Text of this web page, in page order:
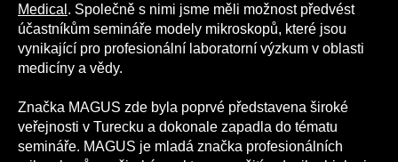
Medical . Společně s nimi jsme měli možnost předvést
účastníkům semináře modely mikroskopů, které jsou
vynikající pro profesionální laboratorní výzkum v oblasti
medicíny a vědy.
Značka MAGUS zde byla poprvé představena široké
veřejnosti v Turecku a dokonale zapadla do tématu
semináře. MAGUS je mladá značka profesionálních